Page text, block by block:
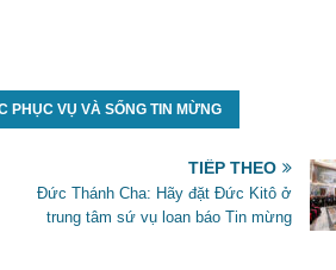
VỤ VÀ SỐNG TIN MỪNG
TIẾP THEO
Đức Thánh Cha: Hãy đặt Đức Kitô ở
trung tâm sứ vụ loan báo Tin mừng